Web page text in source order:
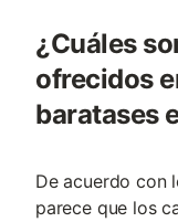
¿Cuáles
ofrecidos
baratases
De acuerdo con
parece que los